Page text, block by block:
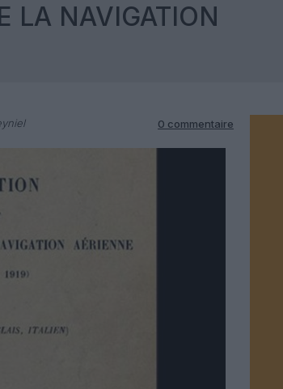
LA NAVIGATION
0 commentaire